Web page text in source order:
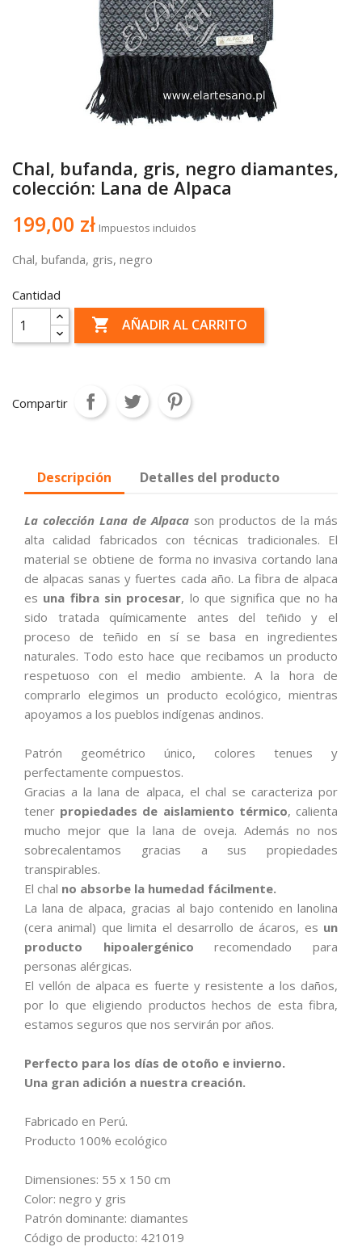
Chal, bufanda, gris, negro diamantes,
colección: Lana de Alpaca
199,00 zł Impuestos incluidos
Chal, bufanda, gris, negro
Cantidad
 AÑADIR AL CARRITO
Compartir
Descripción Detalles del producto
La colección Lana de Alpaca son productos de la más
alta calidad fabricados con técnicas tradicionales. El
material se obtiene de forma no invasiva cortando lana
de alpacas sanas y fuertes cada año. La fibra de alpaca
es una fibra sin procesar, lo que significa que no ha
sido tratada químicamente antes del teñido y el
proceso de teñido en sí se basa en ingredientes
naturales. Todo esto hace que recibamos un producto
respetuoso con el medio ambiente. A la hora de
comprarlo elegimos un producto ecológico, mientras
apoyamos a los pueblos indígenas andinos.
Patrón geométrico único, colores tenues y
perfectamente compuestos.
Gracias a la lana de alpaca, el chal se caracteriza por
tener propiedades de aislamiento térmico, calienta
mucho mejor que la lana de oveja. Además no nos
sobrecalentamos gracias a sus propiedades
transpirables.
El chal no absorbe la humedad fácilmente.
La lana de alpaca, gracias al bajo contenido en lanolina
(cera animal) que limita el desarrollo de ácaros, es un
producto hipoalergénico recomendado para
personas alérgicas.
El vellón de alpaca es fuerte y resistente a los daños,
por lo que eligiendo productos hechos de esta fibra,
estamos seguros que nos servirán por años.
Perfecto para los días de otoño e invierno.
Una gran adición a nuestra creación.
Fabricado en Perú.
Producto 100% ecológico
Dimensiones: 55 x 150 cm
Color: negro y gris
Patrón dominante: diamantes
Código de producto: 421019